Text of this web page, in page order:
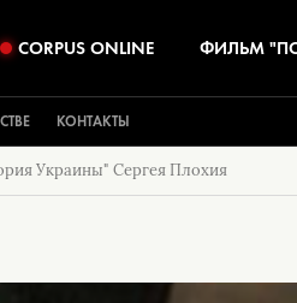
CORPUS ONLINE ФИЛЬМ
КОНТАКТЫ
Украины" Сергея Плохия